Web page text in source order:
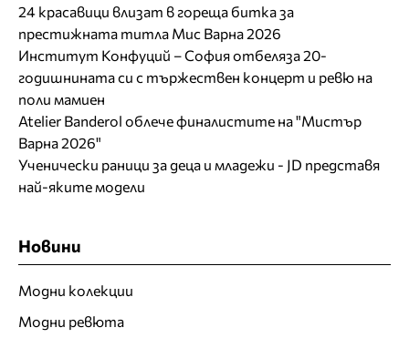
24 красавици влизат в гореща битка за
престижната титла Мис Варна 2026
Институт Конфуций – София отбеляза 20-
годишнината си с тържествен концерт и ревю на
поли мамиен
Atelier Banderol облече финалистите на "Мистър
Варна 2026"
Ученически раници за деца и младежи - JD представя
най-яките модели
Новини
Модни колекции
Модни ревюта